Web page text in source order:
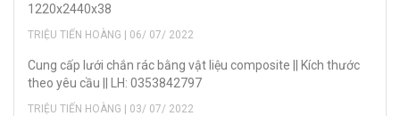
1220x2440x38
TRIỆU TIẾN HOÀNG | 06/ 07/ 2022
Cung cấp lưới chắn rác bằng vật liệu composite || Kích thước
theo yêu cầu || LH: 0353842797
TRIỆU TIẾN HOÀNG | 03/ 07/ 2022